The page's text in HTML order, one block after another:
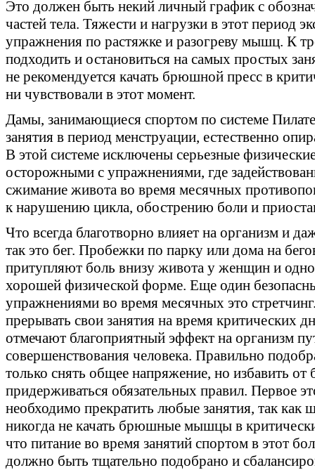
Это должен быть некий личный график с
частей тела. Тяжести и нагрузки в этот период
упражнения по растяжке и разогреву мышц. К
подходить и остановиться на самых простых
не рекомендуется качать брюшной пресс в
ни чувствовали в этот момент.
Дамы, занимающиеся спортом по системе
занятия в период менструации, естественно
В этой системе исключены серьезные
осторожными с упражнениями, где
сжимание живота во время месячных
к нарушению цикла, обострению боли и
Что всегда благотворно влияет на организм и
так это бег. Пробежки по парку или дома на
притупляют боль внизу живота у женщин и
хорошей физической форме. Еще один
упражнениями во время месячных это
прерывать свои занятия на время критических
отмечают благоприятный эффект на организм
совершенствования человека. Правильно
только снять общее напряжение, но избавить от
придерживаться обязательных правил. Первое
необходимо прекратить любые занятия, так как
никогда не качать брюшные мышцы в
что питание во время занятий спортом в этот
должно быть тщательно подобрано и